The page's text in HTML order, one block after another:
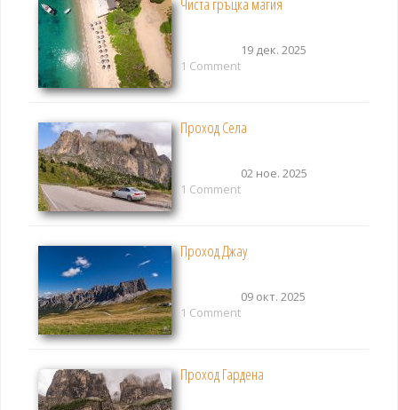
19 дек. 2025
1 Comment
Проход Села
02 ное. 2025
1 Comment
Проход Джау
09 окт. 2025
1 Comment
Проход Гардена